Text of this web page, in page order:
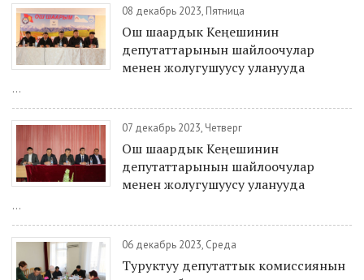
08 декабрь 2023, Пятница
Ош шаардык Кеңешинин
депутаттарынын шайлоочулар
менен жолугушуусу уланууда
...
07 декабрь 2023, Четверг
Ош шаардык Кеңешинин
депутаттарынын шайлоочулар
менен жолугушуусу уланууда
...
06 декабрь 2023, Среда
Туруктуу депутаттык комиссиянын